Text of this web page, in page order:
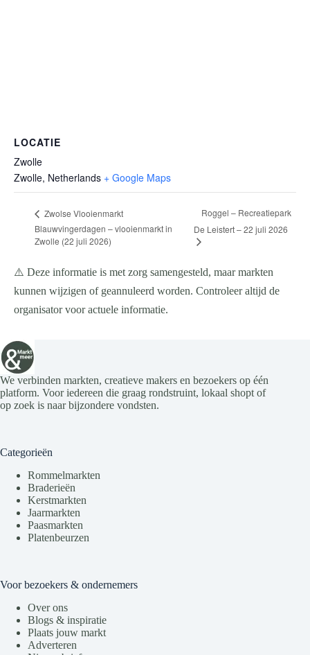
LOCATIE
Zwolle
Zwolle, Netherlands + Google Maps
Zwolse Vlooienmarkt
Blauwvingerdagen – vlooienmarkt in
Zwolle (22 juli 2026)
Roggel – Recreatiepark
De Leistert – 22 juli 2026
⚠️ Deze informatie is met zorg samengesteld, maar markten
kunnen wijzigen of geannuleerd worden. Controleer altijd de
organisator voor actuele informatie.
We verbinden markten, creatieve makers en bezoekers op één
platform. Voor iedereen die graag rondstruint, lokaal shopt of
op zoek is naar bijzondere vondsten.
Categorieën
Rommelmarkten
Braderieën
Kerstmarkten
Jaarmarkten
Paasmarkten
Platenbeurzen
Voor bezoekers & ondernemers
Over ons
Blogs & inspiratie
Plaats jouw markt
Adverteren